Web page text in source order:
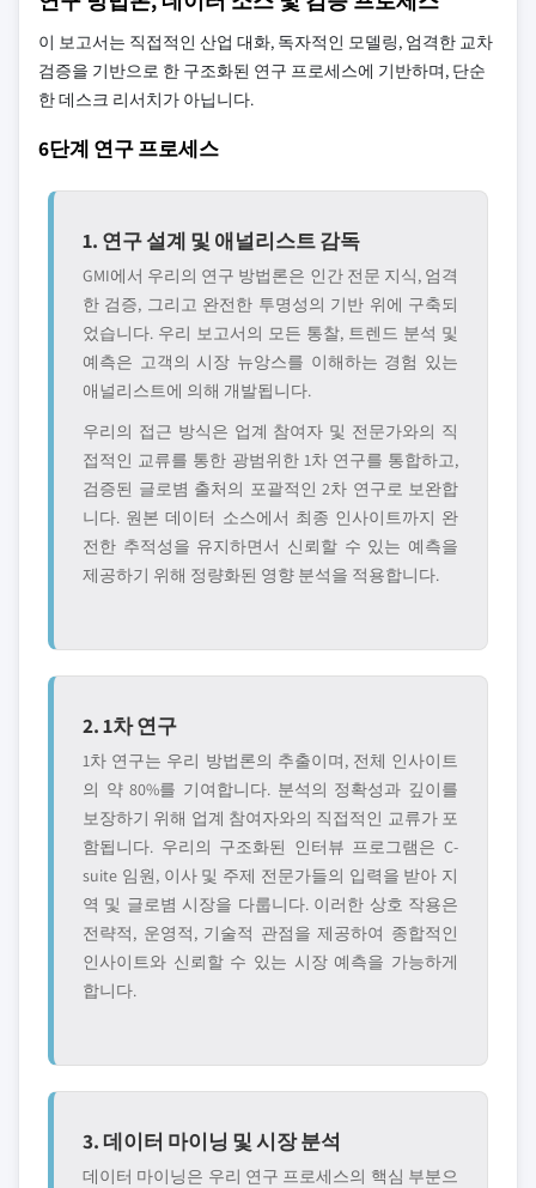
이 보고서는 직접적인 산업 대화, 독자적인 모델링, 엄격한 교차
검증을 기반으로 한 구조화된 연구 프로세스에 기반하며, 단순
한 데스크 리서치가 아닙니다.
6단계 연구 프로세스
1. 연구 설계 및 애널리스트 감독
GMI에서 우리의 연구 방법론은 인간 전문 지식, 엄격
한 검증, 그리고 완전한 투명성의 기반 위에 구축되
었습니다. 우리 보고서의 모든 통찰, 트렌드 분석 및
예측은 고객의 시장 뉴앙스를 이해하는 경험 있는
애널리스트에 의해 개발됩니다.
우리의 접근 방식은 업계 참여자 및 전문가와의 직
접적인 교류를 통한 광범위한 1차 연구를 통합하고,
검증된 글로볌 출처의 포괄적인 2차 연구로 보완합
니다. 원본 데이터 소스에서 최종 인사이트까지 완
전한 추적성을 유지하면서 신뢰할 수 있는 예측을
제공하기 위해 정량화된 영향 분석을 적용합니다.
2. 1차 연구
1차 연구는 우리 방법론의 추출이며, 전체 인사이트
의 약 80%를 기여합니다. 분석의 정확성과 깊이를
보장하기 위해 업계 참여자와의 직접적인 교류가 포
함됩니다. 우리의 구조화된 인터뷰 프로그램은 C-
suite 임원, 이사 및 주제 전문가들의 입력을 받아 지
역 및 글로볌 시장을 다룹니다. 이러한 상호 작용은
전략적, 운영적, 기술적 관점을 제공하여 종합적인
인사이트와 신뢰할 수 있는 시장 예측을 가능하게
합니다.
3. 데이터 마이닝 및 시장 분석
데이터 마이닝은 우리 연구 프로세스의 핵심 부분으